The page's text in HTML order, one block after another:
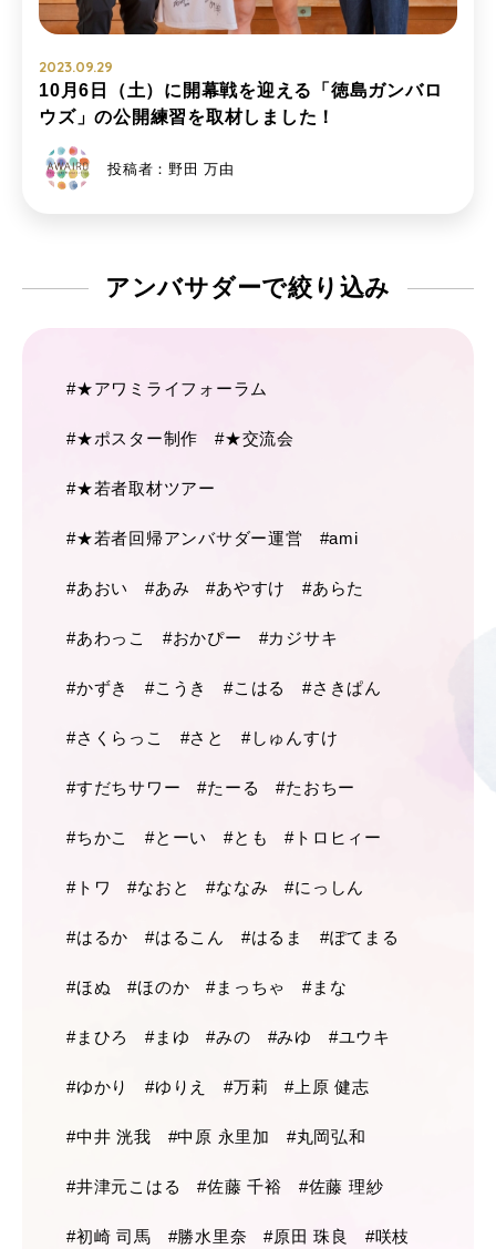
2023.09.29
10月6日（土）に開幕戦を迎える「徳島ガンバロ
ウズ」の公開練習を取材しました！
投稿者：野田 万由
アンバサダーで絞り込み
#★アワミライフォーラム
#★ポスター制作 #★交流会
#★若者取材ツアー
#★若者回帰アンバサダー運営 #ami
#あおい #あみ #あやすけ #あらた
#あわっこ #おかぴー #カジサキ
#かずき #こうき #こはる #さきぱん
#さくらっこ #さと #しゅんすけ
#すだちサワー #たーる #たおちー
#ちかこ #とーい #とも #トロヒィー
#トワ #なおと #ななみ #にっしん
#はるか #はるこん #はるま #ぽてまる
#ほぬ #ほのか #まっちゃ #まな
#まひろ #まゆ #みの #みゆ #ユウキ
#ゆかり #ゆりえ #万莉 #上原 健志
#中井 洸我 #中原 永里加 #丸岡弘和
#井津元こはる #佐藤 千裕 #佐藤 理紗
#初崎 司馬 #勝水里奈 #原田 珠良 #咲枝